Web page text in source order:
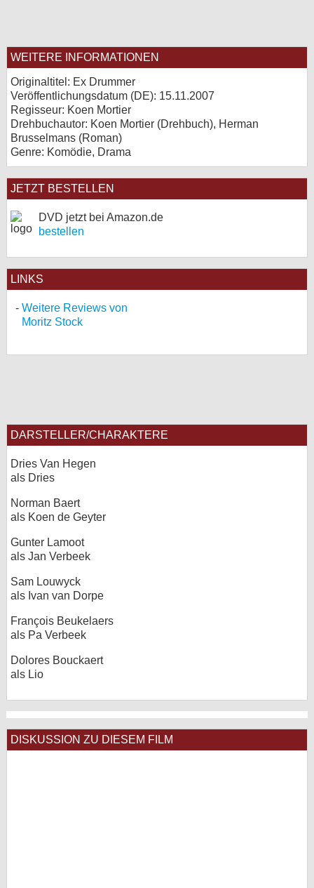
WEITERE INFORMATIONEN
Originaltitel: Ex Drummer
Veröffentlichungsdatum (DE): 15.11.2007
Regisseur: Koen Mortier
Drehbuchautor: Koen Mortier (Drehbuch), Herman
Brusselmans (Roman)
Genre: Komödie, Drama
JETZT BESTELLEN
DVD jetzt bei Amazon.de
bestellen
LINKS
Weitere Reviews von
Moritz Stock
DARSTELLER/CHARAKTERE
Dries Van Hegen
als Dries
Norman Baert
als Koen de Geyter
Gunter Lamoot
als Jan Verbeek
Sam Louwyck
als Ivan van Dorpe
François Beukelaers
als Pa Verbeek
Dolores Bouckaert
als Lio
DISKUSSION ZU DIESEM FILM